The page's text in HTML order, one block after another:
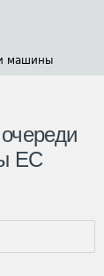
машины
ЕС